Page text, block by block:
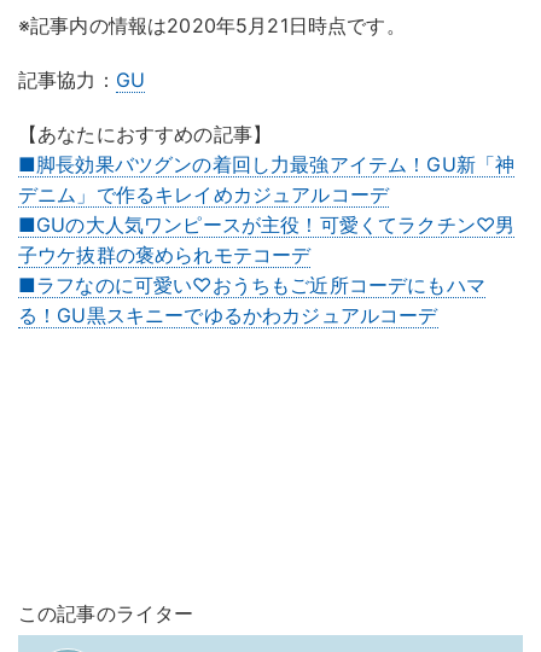
※記事内の情報は2020年5月21日時点です。
記事協力： GU
【あなたにおすすめの記事】
■脚長効果バツグンの着回し力最強アイテム！GU新「神
デニム」で作るキレイめカジュアルコーデ
■GUの大人気ワンピースが主役！可愛くてラクチン♡男
子ウケ抜群の褒められモテコーデ
■ラフなのに可愛い♡おうちもご近所コーデにもハマ
る！GU黒スキニーでゆるかわカジュアルコーデ
この記事のライター